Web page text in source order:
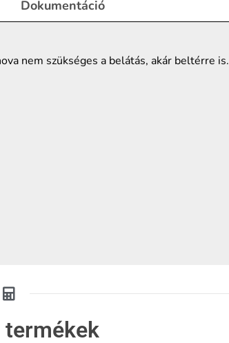
Dokumentáció
nem szükséges a belátás, akár beltérre is.
termékek